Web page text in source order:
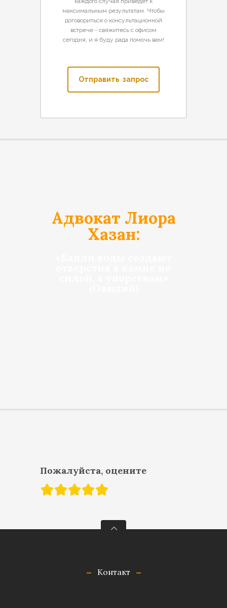
максимальным результатам. Чтобы
договориться о консультационной
встрече - свяжитесь с офисом
сегодня, и я буду рада помочь вам!
Отправить запрос
Адвокат Лиора
Хазан:
Пожалуйста, оцените
Контакт